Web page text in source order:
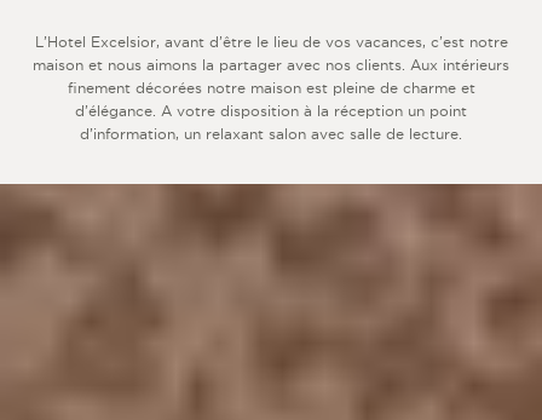
L’Hotel Excelsior, avant d’être le lieu de vos vacances, c’est notre
maison et nous aimons la partager avec nos clients. Aux intérieurs
finement décorées notre maison est pleine de charme et
d’élégance. A votre disposition à la réception un point
d’information, un relaxant salon avec salle de lecture.